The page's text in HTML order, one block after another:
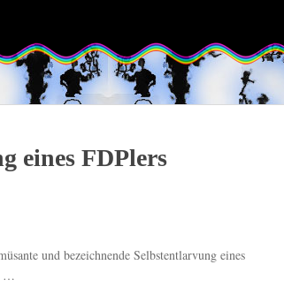
eines FDPlers
und bezeichnende Selbstentlarvung eines
…